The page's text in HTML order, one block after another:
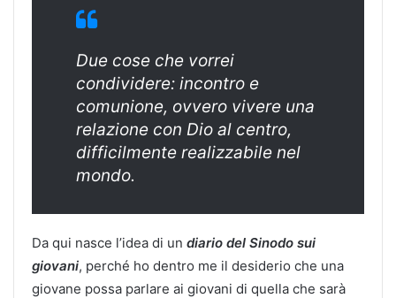
Due cose che vorrei
condividere: incontro e
comunione, ovvero vivere una
relazione con Dio al centro,
difficilmente realizzabile nel
mondo.
Da qui nasce l’idea di un diario del Sinodo sui
giovani, perché ho dentro me il desiderio che una
giovane possa parlare ai giovani di quella che sarà